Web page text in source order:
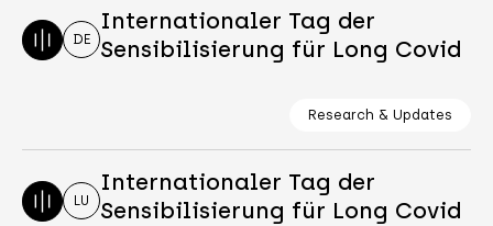
DE
Internationaler Tag der
Sensibilisierung für Long Covid
Research & Updates
LU
Internationaler Tag der
Sensibilisierung für Long Covid